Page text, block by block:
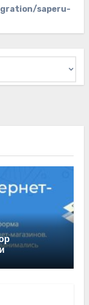
saperu-